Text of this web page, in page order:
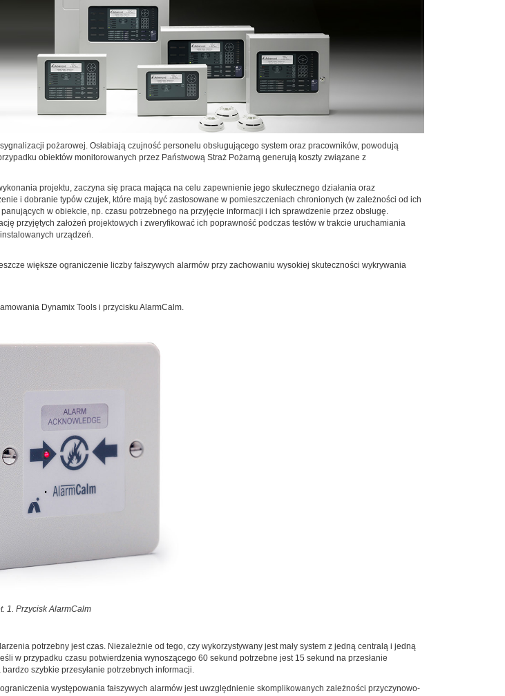
pożarowej. Osłabiają czujność personelu obsługującego system oraz pracowników, powodują
obiektów monitorowanych przez Państwową Straż Pożarną generują koszty związane z
projektu, zaczyna się praca mająca na celu zapewnienie jego skutecznego działania oraz
i dobranie typów czujek, które mają być zastosowane w pomieszczeniach chronionych (w zależności od ich
w obiekcie, np. czasu potrzebnego na przyjęcie informacji i ich sprawdzenie przez obsługę.
przyjętych założeń projektowych i zweryfikować ich poprawność podczas testów w trakcie uruchamiania
urządzeń.
większe ograniczenie liczby fałszywych alarmów przy zachowaniu wysokiej skuteczności wykrywania
Dynamix Tools i przycisku AlarmCalm.
1. Przycisk AlarmCalm
potrzebny jest czas. Niezależnie od tego, czy wykorzystywany jest mały system z jedną centralą i jedną
w przypadku czasu potwierdzenia wynoszącego 60 sekund potrzebne jest 15 sekund na przesłanie
szybkie przesyłanie potrzebnych informacji.
występowania fałszywych alarmów jest uwzględnienie skomplikowanych zależności przyczynowo-